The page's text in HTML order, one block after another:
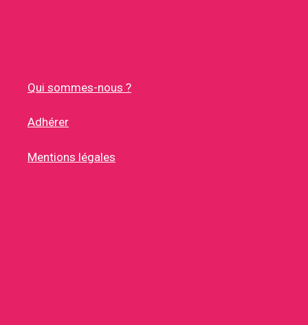
Qui sommes-nous ?
Adhérer
Mentions légales